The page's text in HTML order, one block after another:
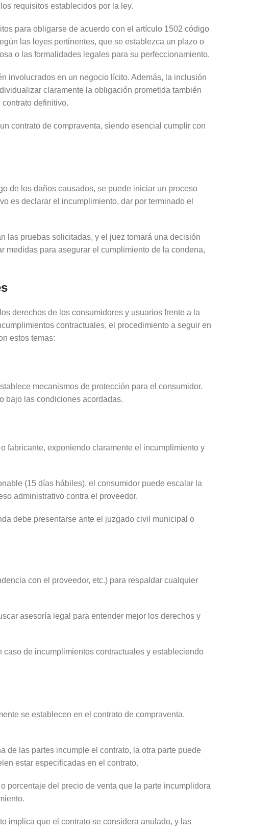
requisitos establecidos por la ley.
para obligarse de acuerdo con el artículo 1502 código
las leyes pertinentes, que se establezca un plazo o
o las formalidades legales para su perfeccionamiento.
involucrados en un negocio lícito. Además, la inclusión
claramente la obligación prometida también
definitivo.
contrato de compraventa, siendo esencial cumplir con
de los daños causados, se puede iniciar un proceso
es declarar el incumplimiento, dar por terminado el
las pruebas solicitadas, y el juez tomará una decisión
medidas para asegurar el cumplimiento de la condena,
derechos de los consumidores y usuarios frente a la
contractuales, el procedimiento a seguir en
estos temas:
mecanismos de protección para el consumidor.
bajo las condiciones acordadas.
fabricante, exponiendo claramente el incumplimiento y
(15 días hábiles), el consumidor puede escalar la
administrativo contra el proveedor.
debe presentarse ante el juzgado civil municipal o
con el proveedor, etc.) para respaldar cualquier
asesoría legal para entender mejor los derechos y
de incumplimientos contractuales y estableciendo
se establecen en el contrato de compraventa.
de las partes incumple el contrato, la otra parte puede
estar especificadas en el contrato.
porcentaje del precio de venta que la parte incumplidora
implica que el contrato se considera anulado, y las